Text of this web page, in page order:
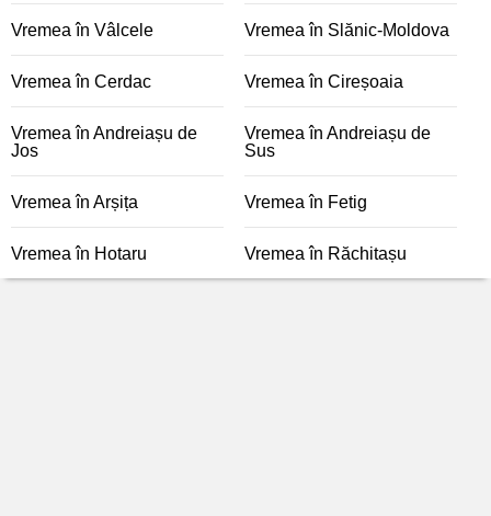
Vremea în Vâlcele Vremea în Slănic-Moldova
Vremea în Cerdac Vremea în Cireșoaia
Vremea în Andreiașu de
Jos
Vremea în Andreiașu de
Sus
Vremea în Arșița Vremea în Fetig
Vremea în Hotaru Vremea în Răchitașu